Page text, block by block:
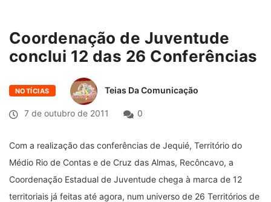
Coordenação de Juventude
conclui 12 das 26 Conferências
NOTÍCIAS Teias Da Comunicação
7 de outubro de 2011 0
Com a realização das conferências de Jequié, Território do
Médio Rio de Contas e de Cruz das Almas, Recôncavo, a
Coordenação Estadual de Juventude chega à marca de 12
territoriais já feitas até agora, num universo de 26 Territórios de